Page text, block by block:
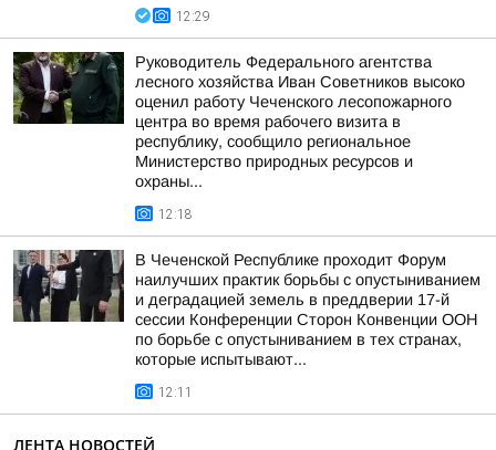
12:29
Руководитель Федерального агентства
лесного хозяйства Иван Советников высоко
оценил работу Чеченского лесопожарного
центра во время рабочего визита в
республику, сообщило региональное
Министерство природных ресурсов и
охраны...
12:18
В Чеченской Республике проходит Форум
наилучших практик борьбы с опустыниванием
и деградацией земель в преддверии 17-й
сессии Конференции Сторон Конвенции ООН
по борьбе с опустыниванием в тех странах,
которые испытывают...
12:11
ЛЕНТА НОВОСТЕЙ